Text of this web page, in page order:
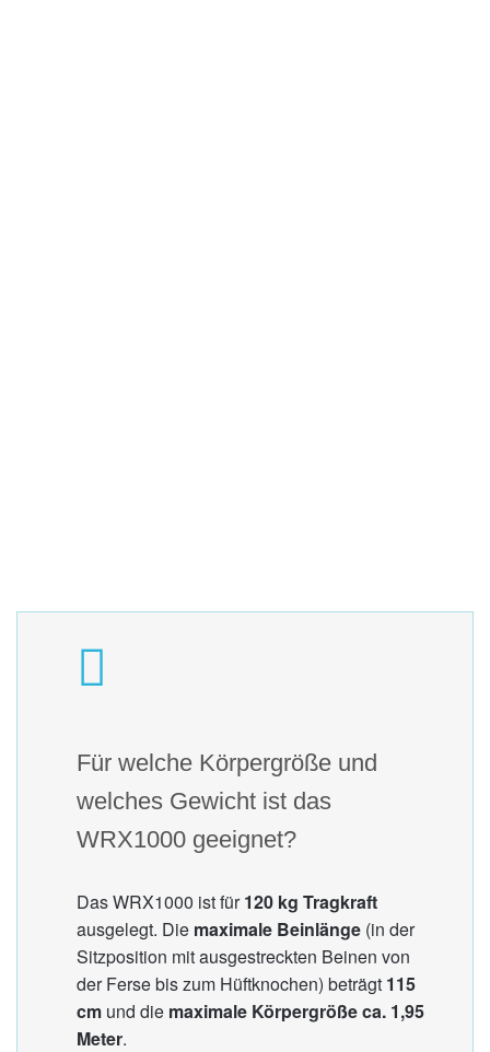
Für welche Körpergröße und
welches Gewicht ist das
WRX1000 geeignet?
Das WRX1000 ist für120 kg Tragkraft
ausgelegt. Die maximale Beinlänge(in der
Sitzposition mit ausgestreckten Beinen von
der Ferse bis zum Hüftknochen) beträgt115
cm und die maximale Körpergröße ca. 1,95
Meter.